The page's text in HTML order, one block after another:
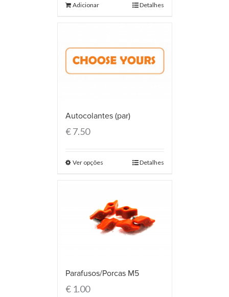
Adicionar Detalhes
Autocolantes (par)
€7.50
Ver opções Detalhes
Parafusos/Porcas M5
€1.00